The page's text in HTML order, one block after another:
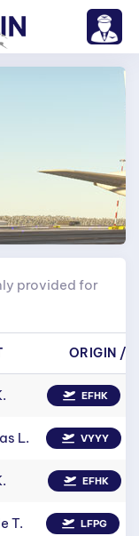
provided for
ORIGIN /
EFHK
L. VYYY
EFHK
T. LFPG